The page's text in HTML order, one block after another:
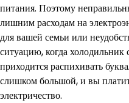
питания. Поэтому
лишним расходам на
для вашей семьи или
ситуацию, когда
приходится распихивать
слишком большой, и вы
электричество.